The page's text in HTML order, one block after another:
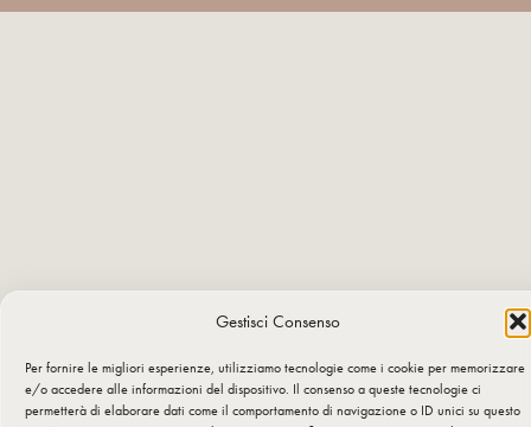
Gestisci Consenso
Per fornire le migliori esperienze, utilizziamo tecnologie come i cookie per memorizzare
e/o accedere alle informazioni del dispositivo. Il consenso a queste tecnologie ci
permetterà di elaborare dati come il comportamento di navigazione o ID unici su questo